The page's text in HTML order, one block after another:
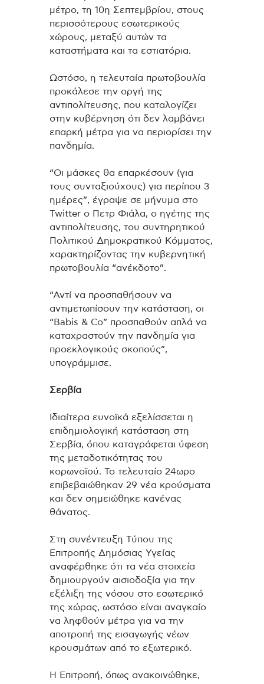
μέτρο, τη 10η Σεπτεμβρίου, στους
περισσότερους εσωτερικούς
χώρους, μεταξύ αυτών τα
καταστήματα και τα εστιατόρια.
Ωστόσο, η τελευταία πρωτοβουλία
προκάλεσε την οργή της
αντιπολίτευσης, που καταλογίζει
στην κυβέρνηση ότι δεν λαμβάνει
επαρκή μέτρα για να περιορίσει την
πανδημία.
“Οι μάσκες θα επαρκέσουν (για
τους συνταξιούχους) για περίπου 3
ημέρες”, έγραψε σε μήνυμα στο
Twitter ο Πετρ Φιάλα, ο ηγέτης της
αντιπολίτευσης, του συντηρητικού
Πολιτικού Δημοκρατικού Κόμματος,
χαρακτηρίζοντας την κυβερνητική
πρωτοβουλία “ανέκδοτο”.
“Αντί να προσπαθήσουν να
αντιμετωπίσουν την κατάσταση, οι
“Babis & Co” προσπαθούν απλά να
καταχραστούν την πανδημία για
προεκλογικούς σκοπούς”,
υπογράμμισε.
Σερβία
Ιδιαίτερα ευνοϊκά εξελίσσεται η
επιδημιολογική κατάσταση στη
Σερβία, όπου καταγράφεται ύφεση
της μεταδοτικότητας του
κορωνοϊού. Το τελευταίο 24ωρο
επιβεβαιώθηκαν 29 νέα κρούσματα
και δεν σημειώθηκε κανένας
θάνατος.
Στη συνέντευξη Τύπου της
Επιτροπής Δημόσιας Υγείας
αναφέρθηκε ότι τα νέα στοιχεία
δημιουργούν αισιοδοξία για την
εξέλιξη της νόσου στο εσωτερικό
της χώρας, ωστόσο είναι αναγκαίο
να ληφθούν μέτρα για να την
αποτροπή της εισαγωγής νέων
κρουσμάτων από το εξωτερικό.
Η Επιτροπή, όπως ανακοινώθηκε,